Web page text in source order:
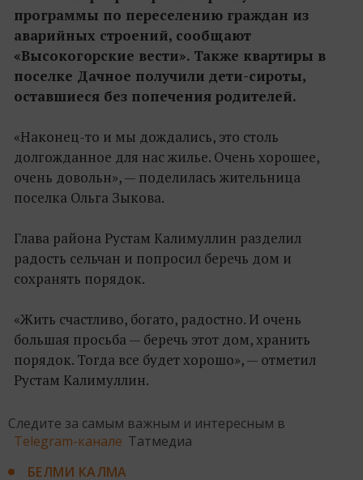
программы по переселению граждан из
аварийных строений, сообщают
«Высокогорские вести». Также квартиры в
поселке Дачное получили дети-сироты,
оставшиеся без попечения родителей.
«Наконец-то и мы дождались, это столь
долгожданное для нас жилье. Очень хорошее,
очень довольн», — поделилась жительница
поселка Ольга Зыкова.
Глава района Рустам Калимуллин разделил
радость сельчан и попросил беречь дом и
сохранять порядок.
«Жить счастливо, богато, радостно. И очень
большая просьба — беречь этот дом, хранить
порядок. Тогда все будет хорошо», — отметил
Рустам Калимуллин.
Следите за самым важным и интересным в
Telegram-канале Татмедиа
БЕЛМИ КАЛМА